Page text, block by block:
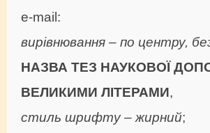
е-mail:
вирівнювання – по центру,
НАЗВА ТЕЗ НАУКОВОЇ
ВЕЛИКИМИ ЛІТЕРАМИ,
стиль шрифту – жирний;